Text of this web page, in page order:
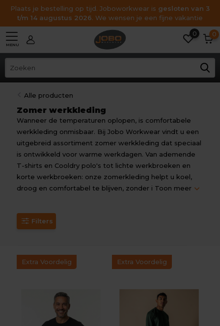
Plaats je bestelling op tijd. Joboworkwear is gesloten van 3
t/m 14 augustus 2026. We wensen je een fijne vakantie
MENU
0 0
Alle producten
Zomer werkkleding
Wanneer de temperaturen oplopen, is comfortabele
werkkleding onmisbaar. Bij Jobo Workwear vindt u een
uitgebreid assortiment zomer werkkleding dat speciaal
is ontwikkeld voor warme werkdagen. Van ademende
T-shirts en Cooldry polo's tot lichte werkbroeken en
korte werkbroeken: onze zomerkleding helpt u koel,
droog en comfortabel te blijven, zonder i Toon meer
Filters
Extra Voordelig Extra Voordelig